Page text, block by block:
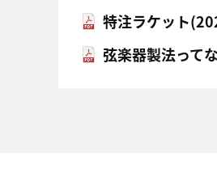
特注ラケット
弦楽器製法って